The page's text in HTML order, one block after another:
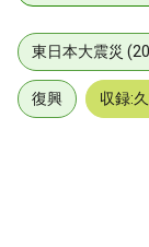
東日本大震災
復興 収録: